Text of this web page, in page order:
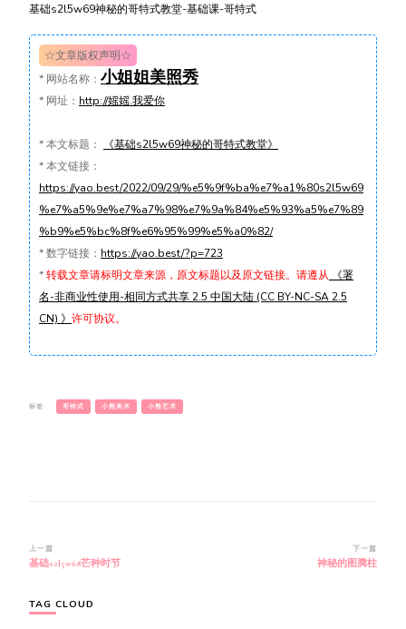
基础s2l5w69神秘的哥特式教堂-基础课-哥特式
☆文章版权声明☆
* 网站名称： 小姐姐美照秀
* 网址： http://媱媱.我爱你
*本文标题：
《基础s2l5w69神秘的哥特式教堂》
*本文链接：
https://yao.best/2022/09/29/%e5%9f%ba%e7%a1%80s2l5w69
%e7%a5%9e%e7%a7%98%e7%9a%84%e5%93%a5%e7%89
%b9%e5%bc%8f%e6%95%99%e5%a0%82/
*数字链接： https://yao.best/?p=723
*转载文章请标明文章来源，原文标题以及原文链接。请遵从 《署
名-非商业性使用-相同方式共享 2.5 中国大陆 (CC BY-NC-SA 2.5
CN) 》 许可协议。
标签: 哥特式 小熊美术 小熊艺术
博
文
航
上一篇
基础s2l5w68芒种时节
下一篇
神秘的图腾柱
TAG CLOUD